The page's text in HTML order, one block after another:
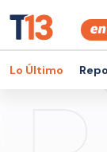
Lo Último